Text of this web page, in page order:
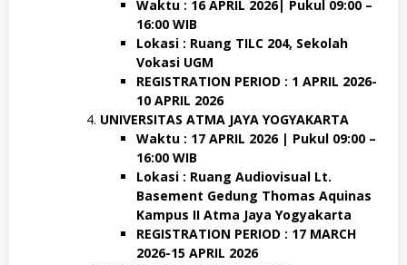
Waktu : 16 APRIL 2026| Pukul 09:00 –
16:00 WIB
Lokasi : Ruang TILC 204, Sekolah
Vokasi UGM
REGISTRATION PERIOD : 1 APRIL 2026-
10 APRIL 2026
UNIVERSITAS ATMA JAYA YOGYAKARTA
Waktu : 17 APRIL 2026 | Pukul 09:00 –
16:00 WIB
Lokasi : Ruang Audiovisual Lt.
Basement Gedung Thomas Aquinas
Kampus II Atma Jaya Yogyakarta
REGISTRATION PERIOD : 17 MARCH
2026-15 APRIL 2026